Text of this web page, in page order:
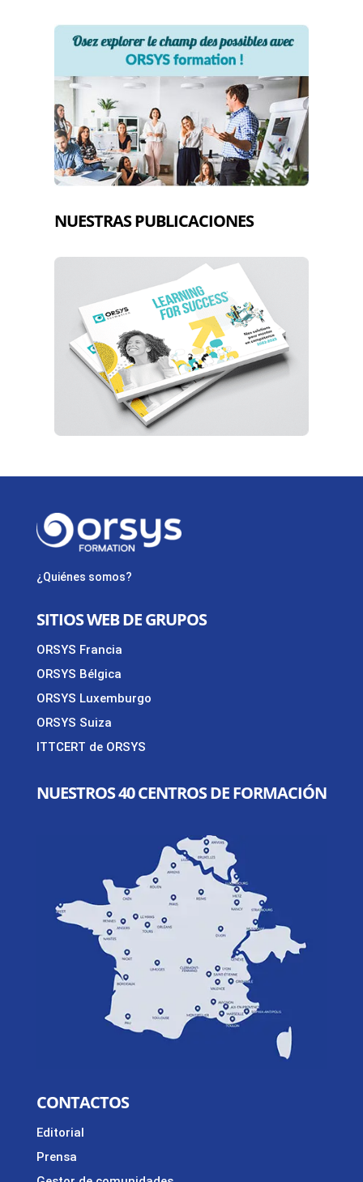
NUESTRAS PUBLICACIONES
¿Quiénes somos?
SITIOS WEB DE GRUPOS
ORSYS Francia
ORSYS Bélgica
ORSYS Luxemburgo
ORSYS Suiza
ITTCERT de ORSYS
NUESTROS 40 CENTROS DE FORMACIÓN
CONTACTOS
Editorial
Prensa